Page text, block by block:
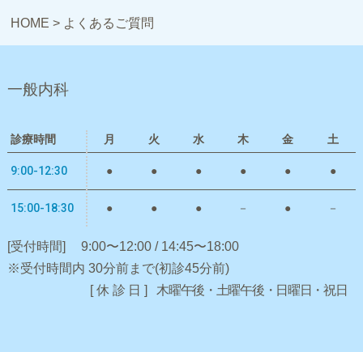
HOME > よくあるご質問
一般内科
診療時間 月 火 水 木 金 土
9:00-12:30 ● ● ● ● ● ●
15:00-18:30 ● ● ● － ● －
[受付時間]
9:00〜12:00 / 14:45〜18:00
※受付時間内 30分前まで(初診45分前)
[休診日]
木曜午後・土曜午後・日曜日・祝日